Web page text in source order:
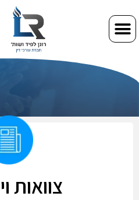
צוואות